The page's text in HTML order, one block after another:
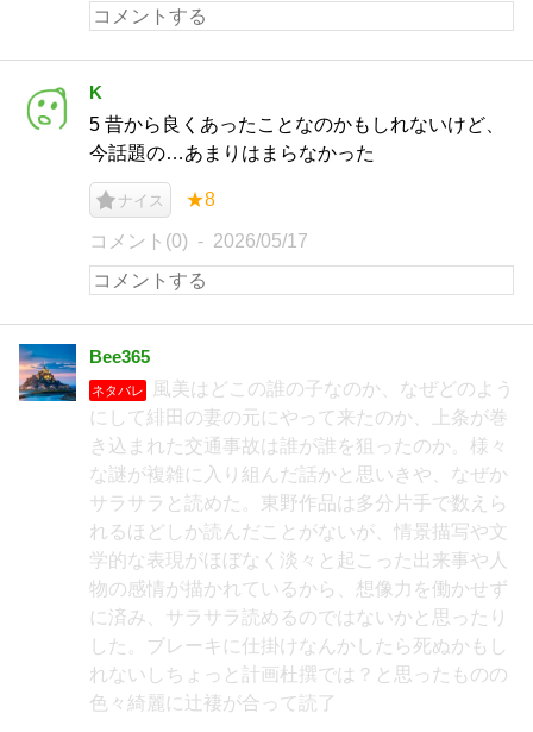
K
5 昔から良くあったことなのかもしれないけど、
今話題の…あまりはまらなかった
ナイス ★8
コメント(0) 2026/05/17
Bee365
ネタバレ
風美はどこの誰の子なのか、なぜどのよう
にして緋田の妻の元にやって来たのか、上条が巻
き込まれた交通事故は誰が誰を狙ったのか。様々
な謎が複雑に入り組んだ話かと思いきや、なぜか
サラサラと読めた。東野作品は多分片手で数えら
れるほどしか読んだことがないが、情景描写や文
学的な表現がほぼなく淡々と起こった出来事や人
物の感情が描かれているから、想像力を働かせず
に済み、サラサラ読めるのではないかと思ったり
した。ブレーキに仕掛けなんかしたら死ぬかもし
れないしちょっと計画杜撰では？と思ったものの
色々綺麗に辻褄が合って読了